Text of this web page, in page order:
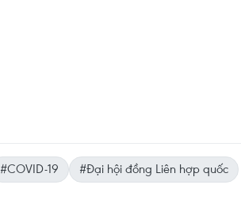
#COVID-19
#Đại hội đồng Liên hợp quốc